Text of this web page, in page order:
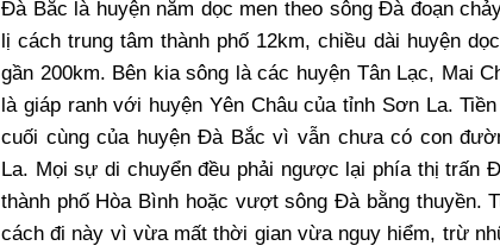
Đà Bắc là huyện nằm dọc men theo sông Đà đoạn
lị cách trung tâm thành phố 12km, chiều dài huyện
gần 200km. Bên kia sông là các huyện Tân Lạc, Mai
là giáp ranh với huyện Yên Châu của tỉnh Sơn La.
cuối cùng của huyện Đà Bắc vì vẫn chưa có con
La. Mọi sự di chuyển đều phải ngược lại phía thị trấn
thành phố Hòa Bình hoặc vượt sông Đà bằng thuyền.
cách đi này vì vừa mất thời gian vừa nguy hiểm, trừ